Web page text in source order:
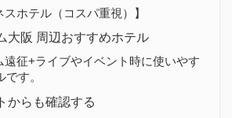
スホテル（コスパ重視）】
大阪 周辺おすすめホテル
遠征+ライブやイベント時に使いやす
す。
からも確認する